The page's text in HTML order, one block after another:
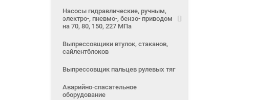
Насосы гидравлические, ручным,
электро-, пневмо-, бензо- приводом
на 70, 80, 150, 227 МПа
Выпрессовщики втулок, стаканов,
сайлентблоков
Выпрессовщик пальцев рулевых тяг
Аварийно-спасательное
оборудование